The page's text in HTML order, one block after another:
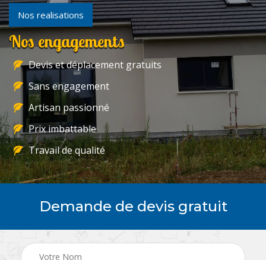
Nos realisations
Nos engagements
Devis et déplacement gratuits
Sans engagement
Artisan passionné
Prix imbattable
Travail de qualité
Demande de devis gratuit